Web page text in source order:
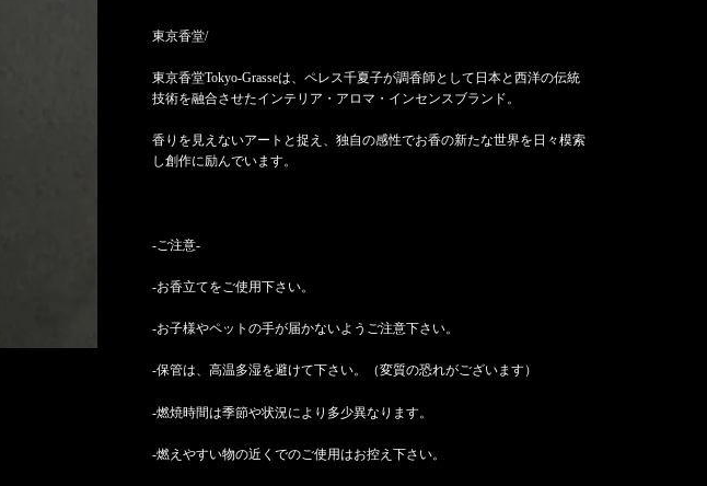
東京香堂/
東京香堂Tokyo-Grasseは、ペレス千夏子が調香師として日本と西洋の伝統
技術を融合させたインテリア・アロマ・インセンスブランド。
香りを見えないアートと捉え、独自の感性でお香の新たな世界を日々模索
し創作に励んでいます。
-ご注意-
-お香立てをご使用下さい。
-お子様やペットの手が届かないようご注意下さい。
-保管は、高温多湿を避けて下さい。（変質の恐れがございます）
-燃焼時間は季節や状況により多少異なります。
-燃えやすい物の近くでのご使用はお控え下さい。